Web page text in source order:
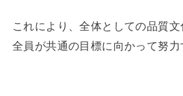
これにより、全体としての品質
全員が共通の目標に向かって努力